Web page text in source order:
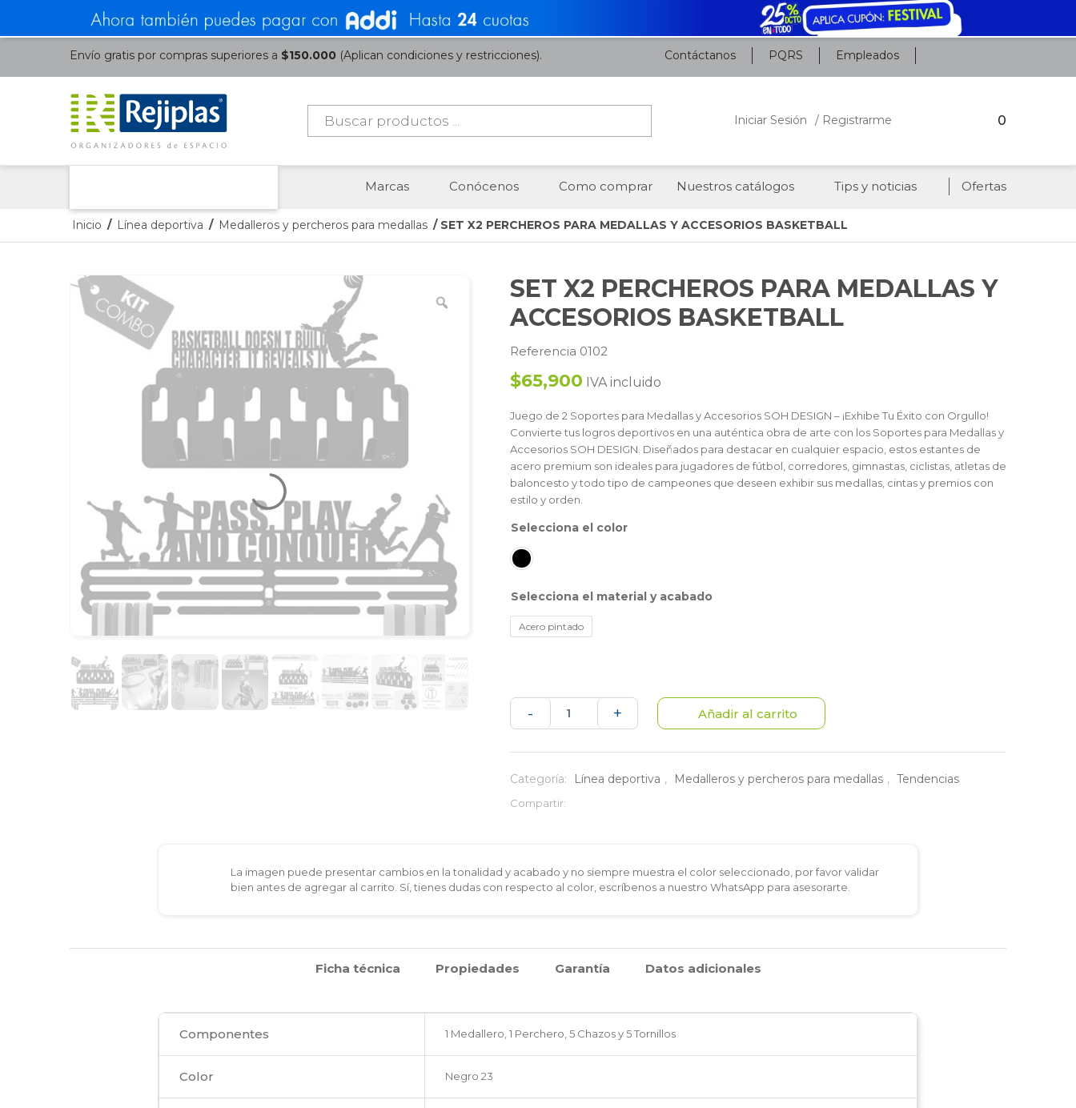
Envío gratis por compras superiores a $150.000 (Aplican condiciones y restricciones). Contáctanos PQRS Empleados
Búsqueda
productos
Iniciar Sesión / Registrarme 0
Marcas Conócenos Como comprar Nuestros catálogos Tips y noticias Ofertas
Inicio / Línea deportiva / Medalleros y percheros para medallas / SET X2 PERCHEROS PARA MEDALLAS Y ACCESORIOS BASKETBALL
SET X2 PERCHEROS PARA MEDALLAS Y
ACCESORIOS BASKETBALL
Referencia 0102
$65,900 IVA incluido
Juego de 2 Soportes para Medallas y Accesorios SOH DESIGN – ¡Exhibe Tu Éxito con Orgullo!
Convierte tus logros deportivos en una auténtica obra de arte con los Soportes para Medallas y
Accesorios SOH DESIGN. Diseñados para destacar en cualquier espacio, estos estantes de
acero premium son ideales para jugadores de fútbol, corredores, gimnastas, ciclistas, atletas de
baloncesto y todo tipo de campeones que deseen exhibir sus medallas, cintas y premios con
estilo y orden.
color
material y acabado
Acero pintado
-
PERCHEROS
ACCESORIOS
+ Añadir al carrito
Categoría: Línea deportiva , Medalleros y percheros para medallas , Tendencias
Compartir:
La imagen puede presentar cambios en la tonalidad y acabado y no siempre muestra el color seleccionado, por favor validar
bien antes de agregar al carrito. Sí, tienes dudas con respecto al color, escríbenos a nuestro WhatsApp para asesorarte.
Ficha técnica Propiedades Garantía Datos adicionales
Componentes 1 Medallero, 1 Perchero, 5 Chazos y 5 Tornillos
Color Negro 23